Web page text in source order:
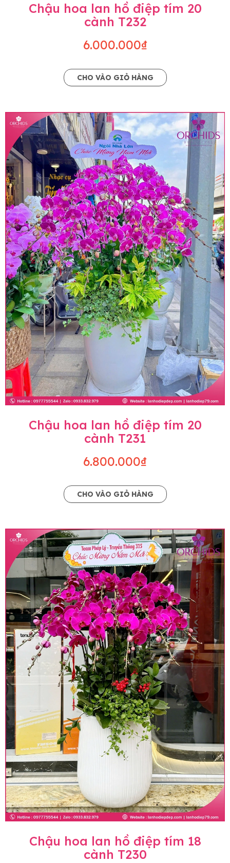
Chậu hoa lan hồ điệp tím 20
cành T232
6.000.000₫
CHO VÀO GIỎ HÀNG
Chậu hoa lan hồ điệp tím 20
cành T231
6.800.000₫
CHO VÀO GIỎ HÀNG
Chậu hoa lan hồ điệp tím 18
cành T230